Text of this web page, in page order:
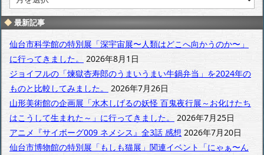
別
ア
ー
カ
イ
ブ
最新記事
仙台市科学館の特別展「深宇宙展〜人類はどこへ向かうのか〜」
に行ってきました。
2026年8月1日
ジョイフルの「煉獄杏寿郎のうまいうまい牛鍋弁当」を2024年の
ものと比較してみました。 2026年7月26日
山形美術館の企画展「水木しげるの妖怪 百鬼夜行展～お化けたち
はこうして生まれた～」に行ってきました。 2026年7月25日
アニメ『サイボーグ009 ネメシス』全3話 感想 2026年7月20日
仙台市博物館の特別展「もしも猫展」関連イベント「にゃぁ〜ん